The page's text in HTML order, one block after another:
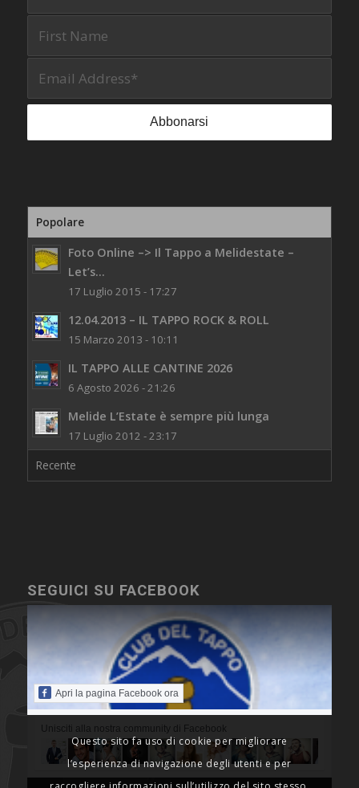
Popolare
Foto Online –> Il Tappo a Melidestate –
Let’s...
17 Luglio 2015 - 17:27
12.04.2013 – IL TAPPO ROCK & ROLL
15 Marzo 2013 - 10:11
IL TAPPO ALLE CANTINE 2026
6 Agosto 2026 - 21:26
Melide L’Estate è sempre più lunga
17 Luglio 2012 - 23:17
Recente
SEGUICI SU FACEBOOK
Apri la pagina Facebook ora
Unisciti alla nostra community di Facebook
Questo sito fa uso di cookie per migliorare
l’esperienza di navigazione degli utenti e per